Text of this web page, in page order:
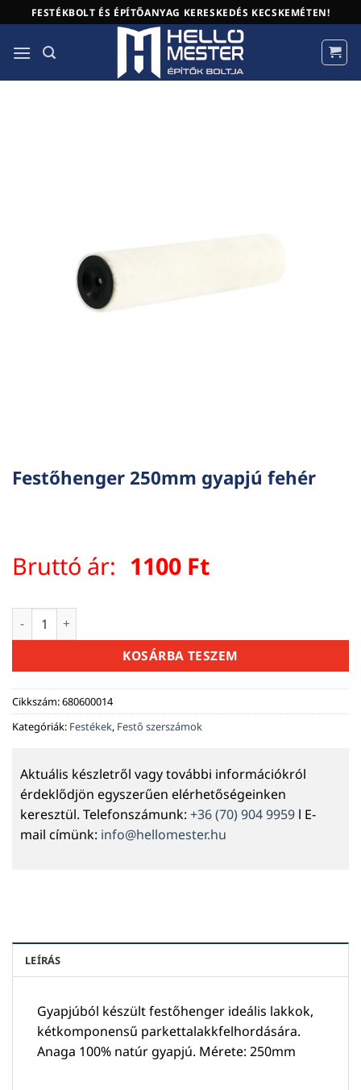
to
content
FESTÉKBOLT ÉS ÉPÍTŐANYAG KERESKEDÉS KECSKEMÉTEN!
Festőhenger 250mm gyapjú fehér
Bruttó ár: 1100 Ft
Festőhenger 250mm gyapjú fehér mennyiség
KOSÁRBA TESZEM
Cikkszám:680600014
Kategóriák: Festékek, Festő szerszámok
Aktuális készletről vagy további információkról
érdeklődjön egyszerűen elérhetőségeinken
keresztül. Telefonszámunk: +36 (70) 904 9959 l E-
mail címünk: info@hellomester.hu
LEÍRÁS
Gyapjúból készült festőhenger ideális lakkok,
kétkomponensű parkettalakkfelhordására.
Anaga 100% natúr gyapjú. Mérete: 250mm